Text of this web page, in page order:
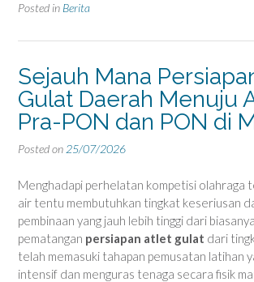
Posted in Berita
Sejauh Mana
Gulat Daerah Menuju
Pra-PON dan PON di
Posted on25/07/2026
Menghadapi perhelatan kompetisi olahraga
air tentu membutuhkan tingkat keseriusan
pembinaan yang jauh lebih tinggi dari
pematangan persiapan atlet gulat dari
telah memasuki tahapan pemusatan latihan
intensif dan menguras tenaga secara fisik